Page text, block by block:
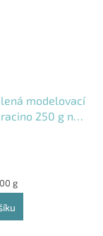
modelovací
250 g na
g